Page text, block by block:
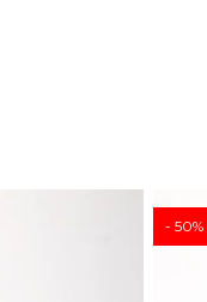
50